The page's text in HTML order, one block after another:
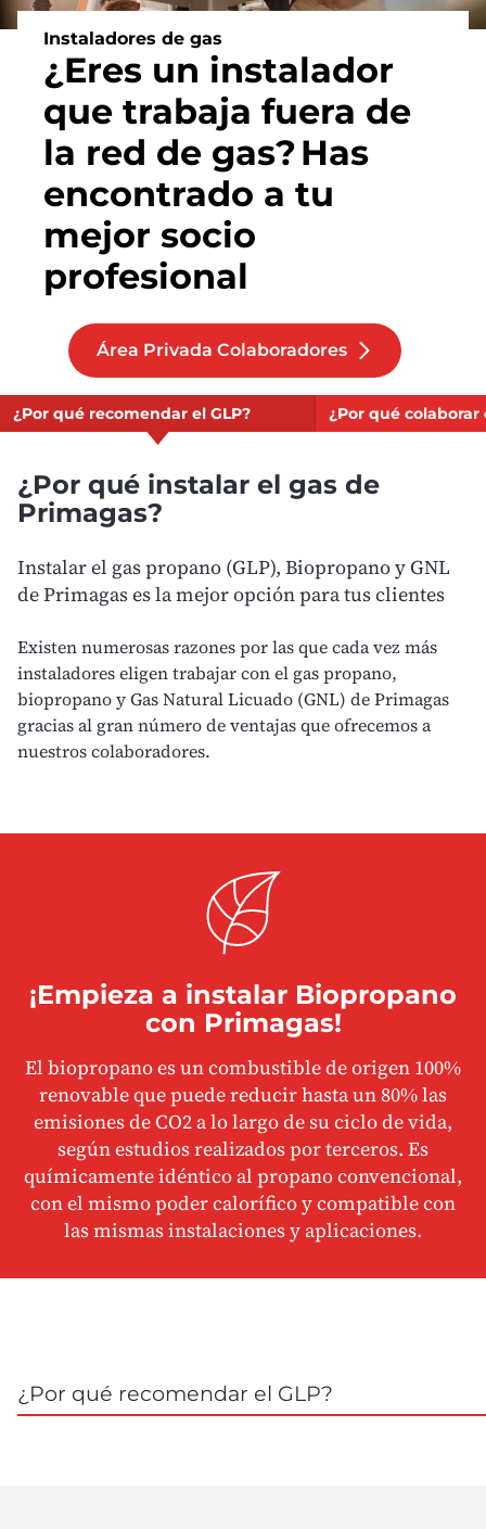
Instaladores de gas
¿Eres un instalador
que trabaja fuera de
la red de gas?Has
encontrado a tu
mejor socio
profesional
Área Privada Colaboradores
¿Por qué recomendar el GLP? ¿Por qué colaborar
¿Por qué instalar el gas de
Primagas?
Instalar el gas propano (GLP), Biopropano y GNL
de Primagas es la mejor opción para tus clientes
Existen numerosas razones por las que cada vez más
instaladores eligen trabajar con el gas propano,
biopropano y Gas Natural Licuado (GNL) de Primagas
gracias al gran número de ventajas que ofrecemos a
nuestros colaboradores.
¡Empieza a instalar Biopropano
con Primagas!
El biopropano es un combustible de origen 100%
renovable que puedereducir hasta un 80% las
emisiones de CO2 a lo largo de su ciclo de vida,
según estudios realizados por terceros. Es
químicamente idéntico al propano convencional,
con el mismo poder calorífico y compatible con
las mismas instalaciones y aplicaciones.
¿Por qué recomendar el GLP?